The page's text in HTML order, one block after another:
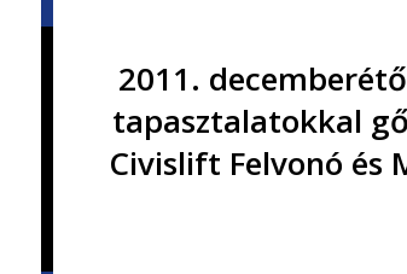
2011.
tapasztalatokkal
Civislift Felvonó és